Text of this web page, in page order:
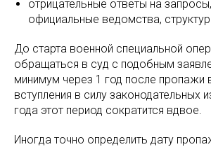
отрицательные ответы на
официальные ведомства,
До старта военной специальной
обращаться в суд с подобным
минимум через 1 год после пропажи
вступления в силу законодательных
года этот период сократится вдвое.
Иногда точно определить дату